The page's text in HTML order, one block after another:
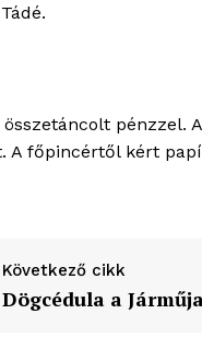
pénzzel.
A főpincértől kért
Következő cikk
Dögcédula a